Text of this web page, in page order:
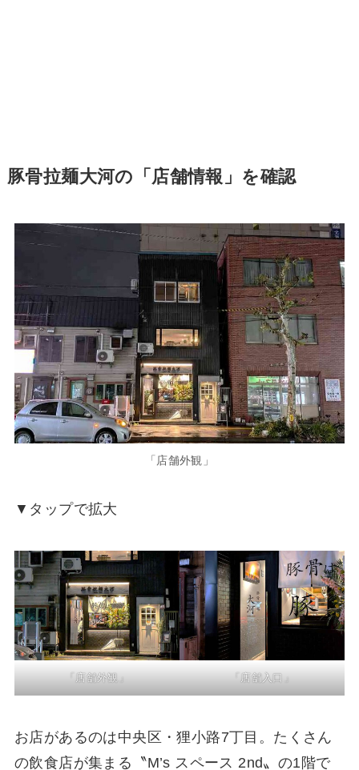
豚骨拉麺大河の「店舗情報」を確認
「店舗外観」
▼タップで拡大
「店舗外観」 「店舗入口」
お店があるのは中央区・狸小路7丁目。たくさん
の飲食店が集まる〝M’s スペース 2nd〟の1階で